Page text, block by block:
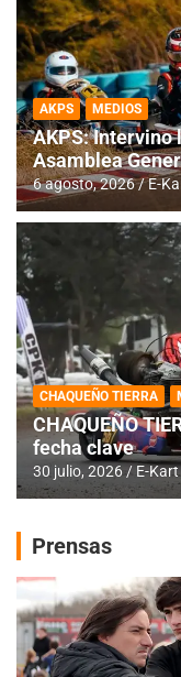
AKPS MEDIOS
AKPS: Intervino
Asamblea
6 agosto, 2026 E-
CHAQUEÑO TIERRA
CHAQUEÑO
fecha clave
30 julio, 2026 E-Kart
Prensas